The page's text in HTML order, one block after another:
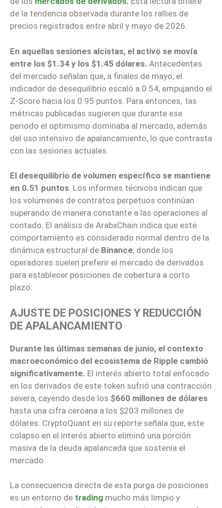
de la tendencia observada durante los rallies de
precios registrados entre abril y mayo de 2026.
En aquellas sesiones alcistas, el activo se movía
entre los $1.34 y los $1.45 dólares. Antecedentes
del mercado señalan que, a finales de mayo, el
indicador de desequilibrio escaló a 0.54, empujando el
Z-Score hacia los 0.95 puntos. Para entonces, las
métricas publicadas sugieren que durante ese
periodo el optimismo dominaba al mercado, además
del uso intensivo de apalancamiento, lo que contrasta
con las sesiones actuales.
El desequilibrio de volumen específico se mantiene
en 0.51 puntos. Los informes técnicos indican que
los volúmenes de contratos perpetuos continúan
superando de manera constante a las operaciones al
contado. El análisis de ArabxChain indica que este
comportamiento es considerado normal dentro de la
dinámica estructural de Binance, donde los
operadores suelen preferir el mercado de derivados
para establecer posiciones de cobertura a corto
plazo.
AJUSTE DE POSICIONES Y REDUCCIÓN
DE APALANCAMIENTO
Durante las últimas semanas de junio, el contexto
macroeconómico del ecosistema de Ripple cambió
significativamente. El interés abierto total enfocado
en los derivados de este token sufrió una contracción
severa, cayendo desde los $660 millones de dólares
hasta una cifra cercana a los $203 millones de
dólares. CryptoQuant en su reporte señala que, este
colapso en el interés abierto eliminó una porción
masiva de la deuda apalancada que sostenía el
mercado.
La consecuencia directa de esta purga de posiciones
es un entorno de trading mucho más limpio y